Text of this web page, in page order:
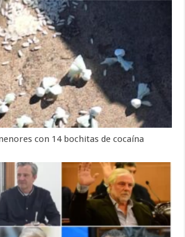
con 14 bochitas de cocaína